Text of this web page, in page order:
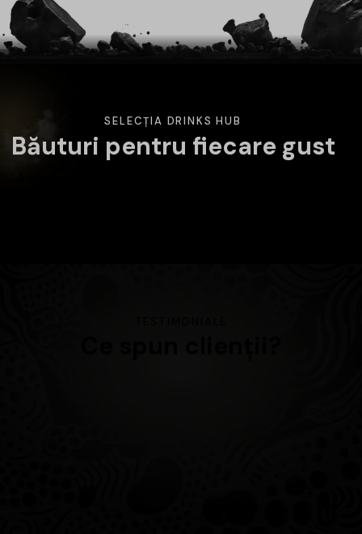
SELECȚIA DRINKS HUB
Băuturi pentru fiecare gust